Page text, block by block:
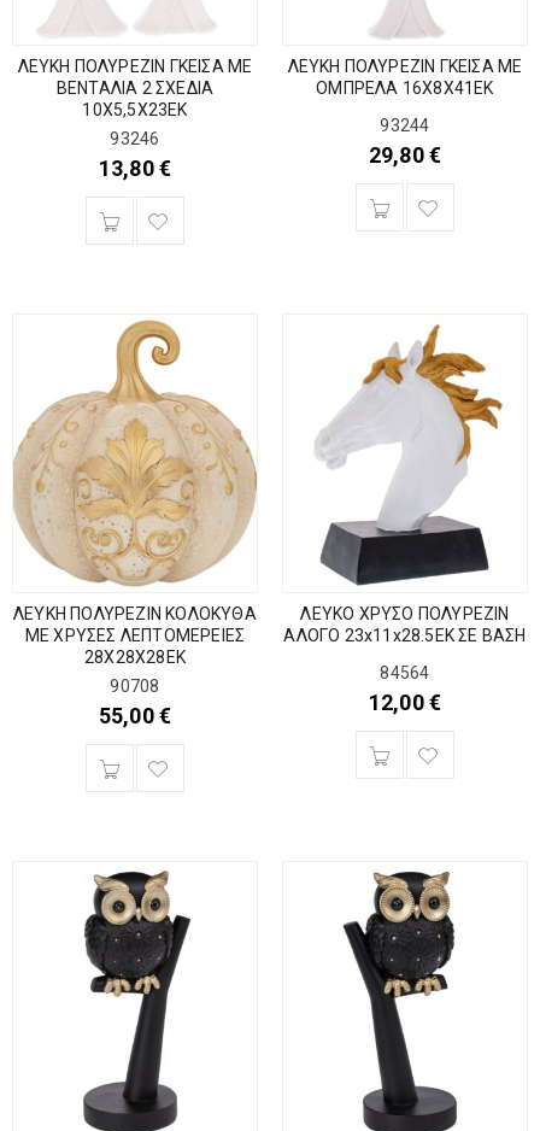
ΛΕΥΚΗ ΠΟΛΥΡΕΖΙΝ ΓΚΕΙΣΑ ΜΕ
ΒΕΝΤΑΛΙΑ 2 ΣΧΕΔΙΑ
10Χ5,5Χ23ΕΚ
93246
13,80€
ΛΕΥΚΗ ΠΟΛΥΡΕΖΙΝ ΓΚΕΙΣΑ ΜΕ
ΟΜΠΡΕΛΑ 16Χ8Χ41ΕΚ
93244
29,80€
ΛΕΥΚΗ ΠΟΛΥΡΕΖΙΝ ΚΟΛΟΚΥΘΑ
ΜΕ ΧΡΥΣΕΣ ΛΕΠΤΟΜΕΡΕΙΕΣ
28X28X28EK
90708
55,00€
ΛΕΥΚΟ ΧΡΥΣΟ ΠΟΛΥΡΕΖΙΝ
ΑΛΟΓΟ 23x11x28.5EK ΣΕ ΒΑΣΗ
84564
12,00€